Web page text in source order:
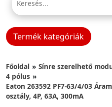
Termék kategóriák
Főoldal Sínre szerelhető
4 pólus
Eaton 263592 PF7-63/4/03
osztály, 4P, 63A, 300mA